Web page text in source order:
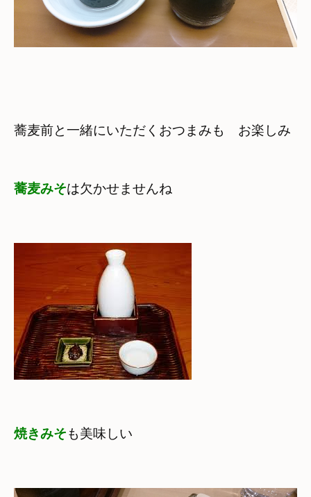
蕎麦前と一緒にいただくおつまみも　お楽しみ
蕎麦みそは欠かせませんね
焼きみそも美味しい